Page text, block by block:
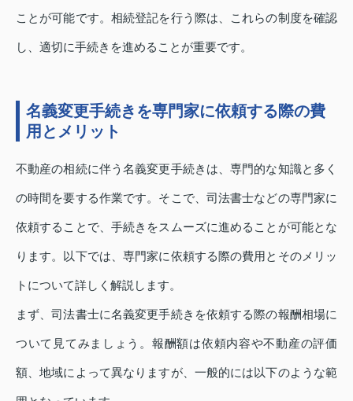
ことが可能です。相続登記を行う際は、これらの制度を確認
し、適切に手続きを進めることが重要です。
名義変更手続きを専門家に依頼する際の費
用とメリット
不動産の相続に伴う名義変更手続きは、専門的な知識と多く
の時間を要する作業です。そこで、司法書士などの専門家に
依頼することで、手続きをスムーズに進めることが可能とな
ります。以下では、専門家に依頼する際の費用とそのメリッ
トについて詳しく解説します。
まず、司法書士に名義変更手続きを依頼する際の報酬相場に
ついて見てみましょう。報酬額は依頼内容や不動産の評価
額、地域によって異なりますが、一般的には以下のような範